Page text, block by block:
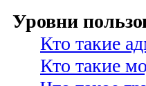
Уровни
Кто такие
Кто такие